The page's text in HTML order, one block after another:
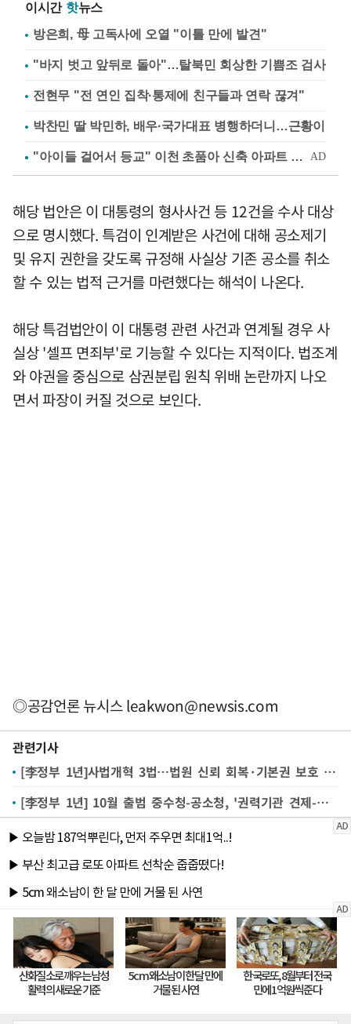
이시간 핫뉴스
방은희, 母 고독사에 오열 "이틀 만에 발견"
"바지 벗고 앞뒤로 돌아"…탈북민 회상한 기쁨조 검사
전현무 "전 연인 집착·통제에 친구들과 연락 끊겨"
박찬민 딸 박민하, 배우·국가대표 병행하더니…근황이
해당 법안은 이 대통령의 형사사건 등 12건을 수사 대상
으로 명시했다. 특검이 인계받은 사건에 대해 공소제기
및 유지 권한을 갖도록 규정해 사실상 기존 공소를 취소
할 수 있는 법적 근거를 마련했다는 해석이 나온다.
해당 특검법안이 이 대통령 관련 사건과 연계될 경우 사
실상 '셀프 면죄부'로 기능할 수 있다는 지적이다. 법조계
와 야권을 중심으로 삼권분립 원칙 위배 논란까지 나오
면서 파장이 커질 것으로 보인다.
◎공감언론 뉴시스leakwon@newsis.com
관련기사
[李정부 1년]사법개혁 3법…법원 신뢰 회복·기본권 보호 계기 될까
[李정부 1년] 10월 출범 중수청-공소청, '권력기관 견제-책임수사' 구축하나